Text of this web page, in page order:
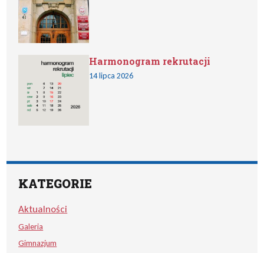
Harmonogram rekrutacji
14 lipca 2026
KATEGORIE
Aktualności
Galeria
Gimnazjum